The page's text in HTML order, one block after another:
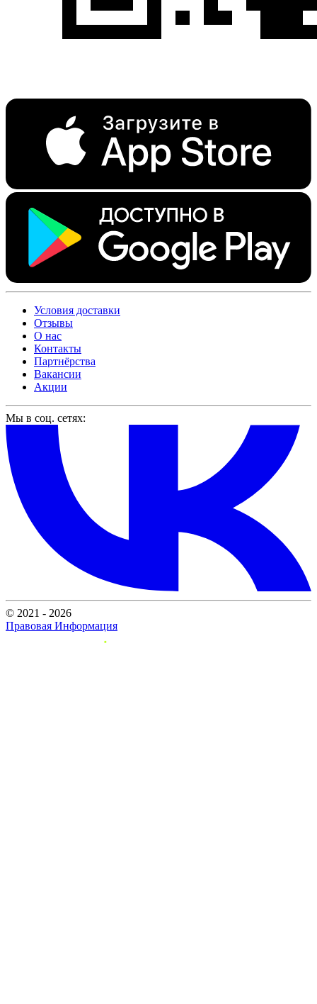
Условия доставки
Отзывы
О нас
Контакты
Партнёрства
Вакансии
Акции
Мы в соц. сетях:
© 2021 - 2026
Правовая Информация